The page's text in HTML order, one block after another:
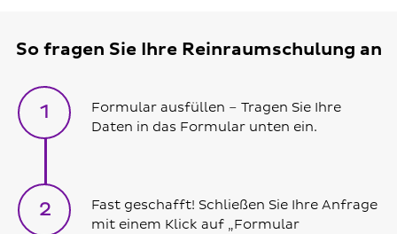
So fragen Sie Ihre Reinraumschulung an
1
Formular ausfüllen – Tragen Sie Ihre
Daten in das Formular unten ein.
2
Fast geschafft! Schließen Sie Ihre Anfrage
mit einem Klick auf „Formular